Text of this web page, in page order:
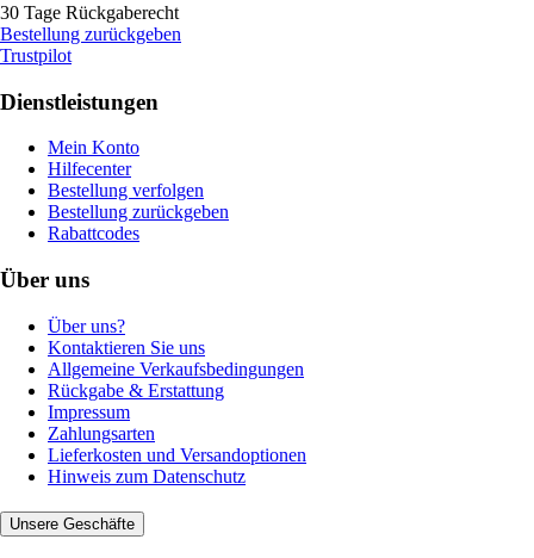
30 Tage Rückgaberecht
Bestellung zurückgeben
Trustpilot
Dienstleistungen
Mein Konto
Hilfecenter
Bestellung verfolgen
Bestellung zurückgeben
Rabattcodes
Über uns
Über uns?
Kontaktieren Sie uns
Allgemeine Verkaufsbedingungen
Rückgabe & Erstattung
Impressum
Zahlungsarten
Lieferkosten und Versandoptionen
Hinweis zum Datenschutz
Unsere Geschäfte